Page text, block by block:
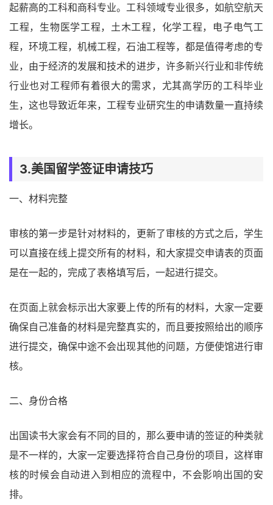
起薪高的工科和商科专业。工科领域专业很多，如航空航天
工程，生物医学工程，土木工程，化学工程，电子电气工
程，环境工程，机械工程，石油工程等，都是值得考虑的专
业，由于经济的发展和技术的进步，许多新兴行业和非传统
行业也对工程师有着很大的需求，尤其高学历的工科毕业
生，这也导致近年来，工程专业研究生的申请数量一直持续
增长。
3.美国留学签证申请技巧
一、材料完整
审核的第一步是针对材料的，更新了审核的方式之后，学生
可以直接在线上提交所有的材料，和大家提交申请表的页面
是在一起的，完成了表格填写后，一起进行提交。
在页面上就会标示出大家要上传的所有的材料，大家一定要
确保自己准备的材料是完整真实的，而且要按照给出的顺序
进行提交，确保中途不会出现其他的问题，方便使馆进行审
核。
二、身份合格
出国读书大家会有不同的目的，那么要申请的签证的种类就
是不一样的，大家一定要选择符合自己身份的项目，这样审
核的时候会自动进入到相应的流程中，不会影响出国的安
排。